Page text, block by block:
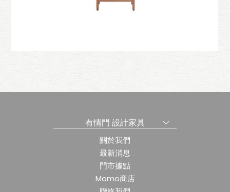
有情門 設計家具
關於我們
最新消息
門市據點
Momo商店